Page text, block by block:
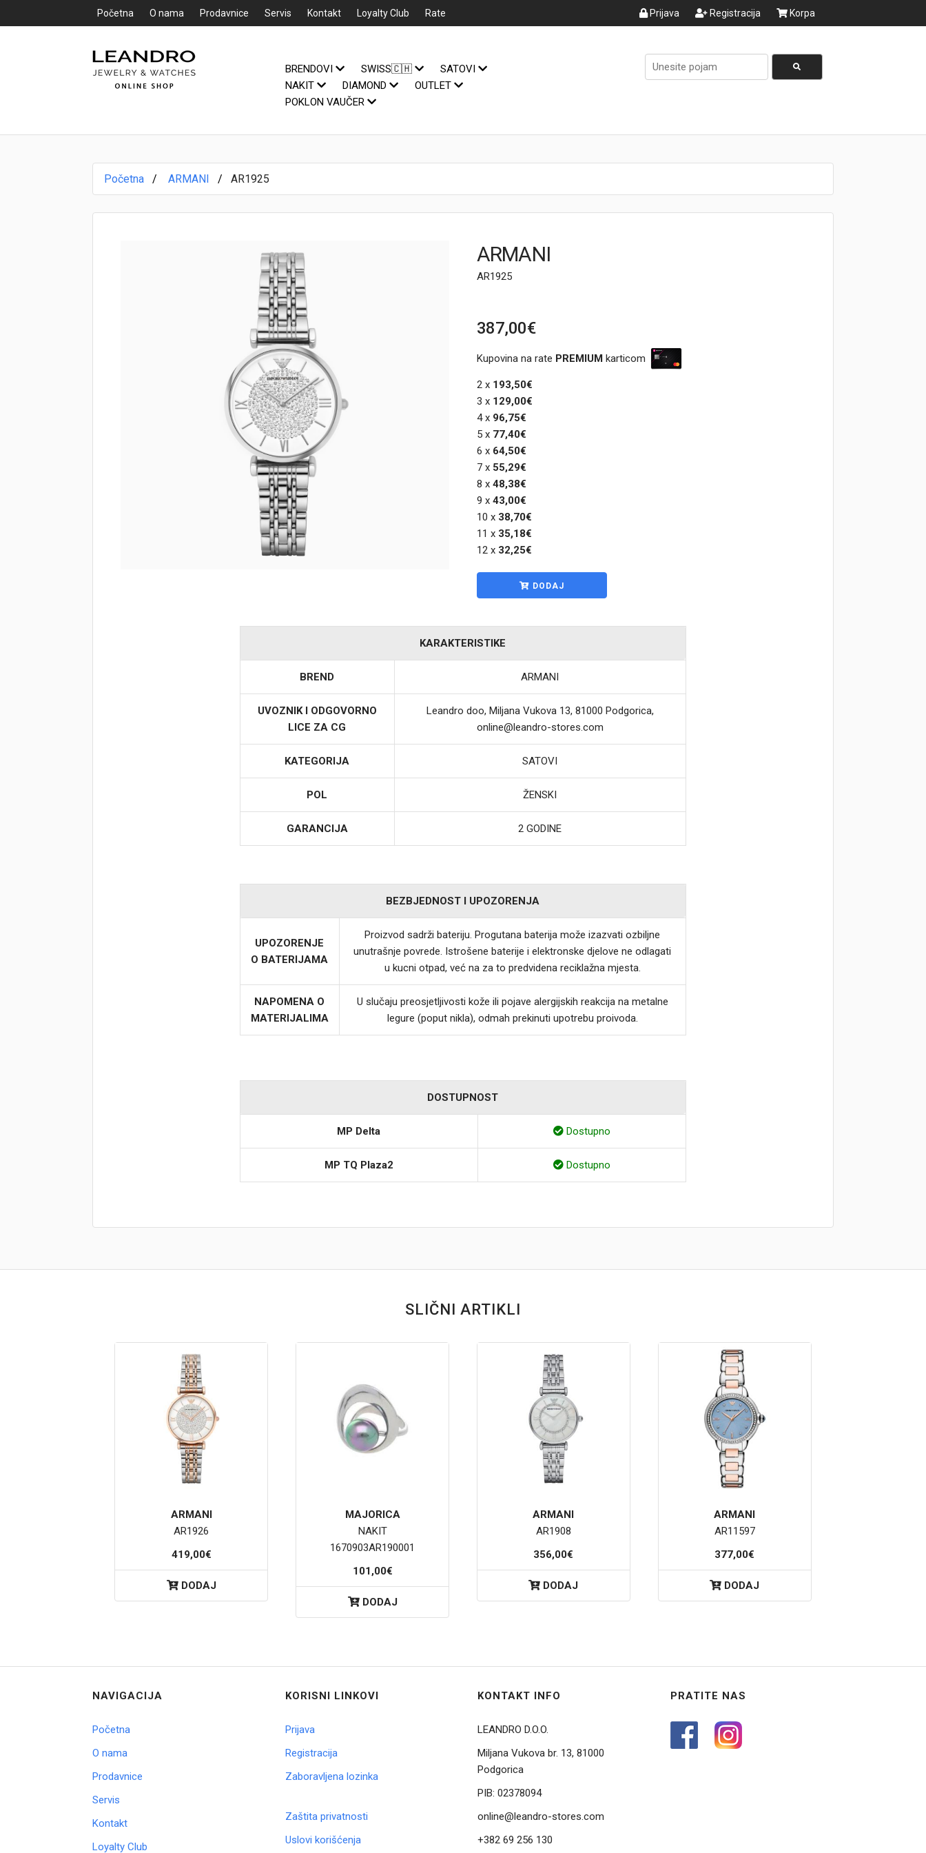
Početna
Servis
Kontakt
Početna O nama Prodavnice Servis Kontakt Loyalty Club Rate Prijava Registracija Korpa
BRENDOVI SWISS🇨🇭
SATOVI
NAKIT
DIAMOND
OUTLET
POKLON VAUČER
Početna ARMANI AR1925
ARMANI
AR1925
387,00€
Kupovina na rate PREMIUMkarticom
2 x 193,50€
3 x 129,00€
4 x 96,75€
5 x 77,40€
6 x 64,50€
7 x 55,29€
8 x 48,38€
9 x 43,00€
10 x 38,70€
11 x 35,18€
12 x 32,25€
DODAJ
KARAKTERISTIKE
BREND ARMANI
UVOZNIK I ODGOVORNO
LICE ZA CG
Leandro doo, Miljana Vukova 13, 81000 Podgorica,
online@leandro-stores.com
KATEGORIJA SATOVI
POL ŽENSKI
GARANCIJA 2 GODINE
BEZBJEDNOST I UPOZORENJA
UPOZORENJE
O BATERIJAMA
Proizvod sadrži bateriju. Progutana baterija može izazvati ozbiljne
unutrašnje povrede. Istrošene baterije i elektronske djelove ne odlagati
u kucni otpad, već na za to predvidena reciklažna mjesta.
NAPOMENA O
MATERIJALIMA
U slučaju preosjetljivosti kože ili pojave alergijskih reakcija na metalne
legure (poput nikla), odmah prekinuti upotrebu proivoda.
DOSTUPNOST
MP Delta Dostupno
MP TQ Plaza2 Dostupno
SLIČNI ARTIKLI
ARMANI
AR1926
419,00€
DODAJ
MAJORICA
NAKIT
1670903AR190001
101,00€
DODAJ
ARMANI
AR1908
356,00€
DODAJ
ARMANI
AR11597
377,00€
DODAJ
NAVIGACIJA
Početna
O nama
Prodavnice
Servis
Kontakt
Loyalty Club
KORISNI LINKOVI
Prijava
Registracija
Zaboravljena lozinka
Zaštita privatnosti
Uslovi korišćenja
KONTAKT INFO
LEANDRO D.O.O.
Miljana Vukova br. 13, 81000
Podgorica
PIB:02378094
online@leandro-stores.com
+382 69 256 130
PRATITE NAS